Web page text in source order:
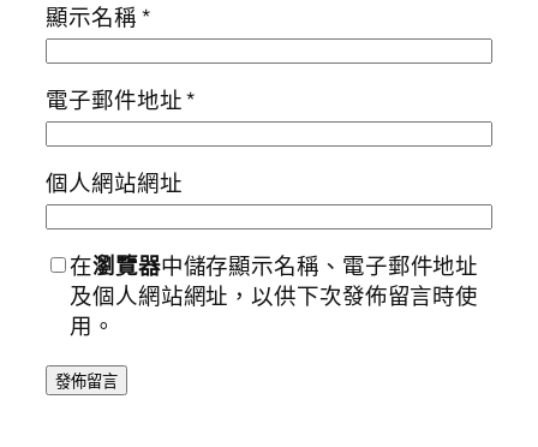
顯示名稱*
電子郵件地址*
個人網站網址
在瀏覽器中儲存顯示名稱、電子郵件地址
及個人網站網址，以供下次發佈留言時使
用。